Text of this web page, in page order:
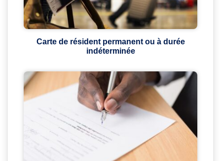
Carte de résident permanent ou à durée
indéterminée